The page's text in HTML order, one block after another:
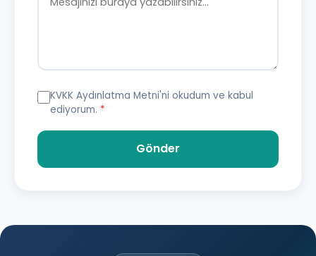
KVKK Aydınlatma Metni'ni okudum ve kabul
ediyorum. *
Gönder